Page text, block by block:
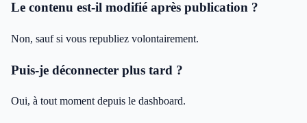
Le contenu est-il modifié après publication ?
Non, sauf si vous republiez volontairement.
Puis-je déconnecter plus tard ?
Oui, à tout moment depuis le dashboard.